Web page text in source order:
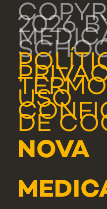
2026
USO
DE
NOVA